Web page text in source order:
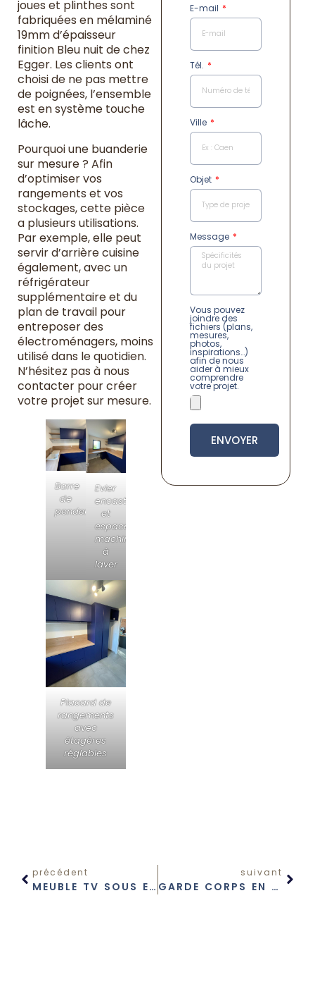
joues et plinthes sont
fabriquées en mélaminé
19mm d’épaisseur
finition Bleu nuit de chez
Egger. Les clients ont
choisi de ne pas mettre
de poignées, l’ensemble
est en système touche
lâche.
Pourquoi une buanderie
sur mesure ? Afin
d’optimiser vos
rangements et vos
stockages, cette pièce
a plusieurs utilisations.
Par exemple, elle peut
servir d’arrière cuisine
également, avec un
réfrigérateur
supplémentaire et du
plan de travail pour
entreposer des
électroménagers, moins
utilisé dans le quotidien.
N’hésitez pas à nous
contacter pour créer
votre projet sur mesure.
Barre
de
penderie
Evier
encastré
et
espace
machines
à
laver
Placard de
rangements
avec
étagères
réglables
E-mail
Tél.
Ville
Objet
Message
Vous pouvez
joindre des
fichiers (plans,
mesures,
photos,
inspirations…)
afin de nous
aider à mieux
comprendre
votre projet.
ENVOYER
précédent
MEUBLE TV SOUS ESCALIER
suivant
GARDE CORPS EN CLAUSTRA